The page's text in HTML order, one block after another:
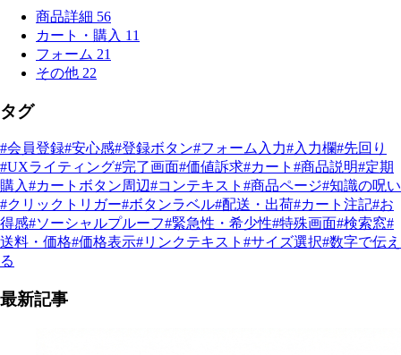
商品詳細 56
カート・購入 11
フォーム 21
その他 22
タグ
#会員登録#安心感#登録ボタン#フォーム入力#入力欄#先回り
#UXライティング#完了画面#価値訴求#カート #商品説明#定期
購入#カートボタン周辺#コンテキスト #商品ページ#知識の呪い
#クリックトリガー#ボタンラベル#配送・出荷#カート注記#お
得感#ソーシャルプルーフ#緊急性・希少性#特殊画面#検索窓#
送料・価格#価格表示#リンクテキスト #サイズ選択#数字で伝え
る
最新記事